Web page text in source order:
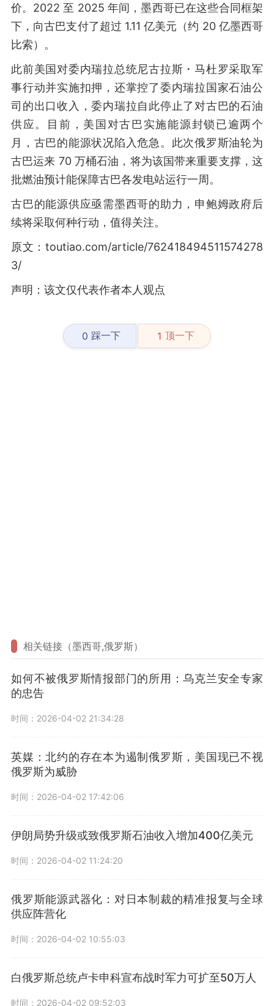
价。2022 至 2025 年间，墨西哥已在这些合同框架
下，向古巴支付了超过 1.11 亿美元（约 20 亿墨西哥
比索）。
此前美国对委内瑞拉总统尼古拉斯・马杜罗采取军
事行动并实施扣押，还掌控了委内瑞拉国家石油公
司的出口收入，委内瑞拉自此停止了对古巴的石油
供应。目前，美国对古巴实施能源封锁已逾两个
月，古巴的能源状况陷入危急。此次俄罗斯油轮为
古巴运来 70 万桶石油，将为该国带来重要支撑，这
批燃油预计能保障古巴各发电站运行一周。
古巴的能源供应亟需墨西哥的助力，申鲍姆政府后
续将采取何种行动，值得关注。
原文：toutiao.com/article/762418494511574278
3/
声明：该文仅代表作者本人观点
0 踩一下 1 顶一下
相关链接（墨西哥,俄罗斯）
如何不被俄罗斯情报部门的所用：乌克兰安全专家
的忠告
时间：2026-04-02 21:34:28
英媒：北约的存在本为遏制俄罗斯，美国现已不视
俄罗斯为威胁
时间：2026-04-02 17:42:06
伊朗局势升级或致俄罗斯石油收入增加400亿美元
时间：2026-04-02 11:24:20
俄罗斯能源武器化：对日本制裁的精准报复与全球
供应阵营化
时间：2026-04-02 10:55:03
白俄罗斯总统卢卡申科宣布战时军力可扩至50万人
时间：2026-04-02 09:52:03